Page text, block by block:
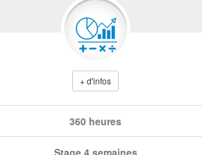
+ d'infos
360 heures
Stage 4 semaines